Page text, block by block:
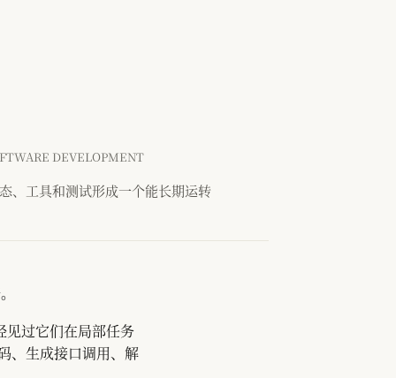
DEVELOPMENT
、工具和测试形成一个能长期运转
过它们在局部任务
、生成接口调用、解